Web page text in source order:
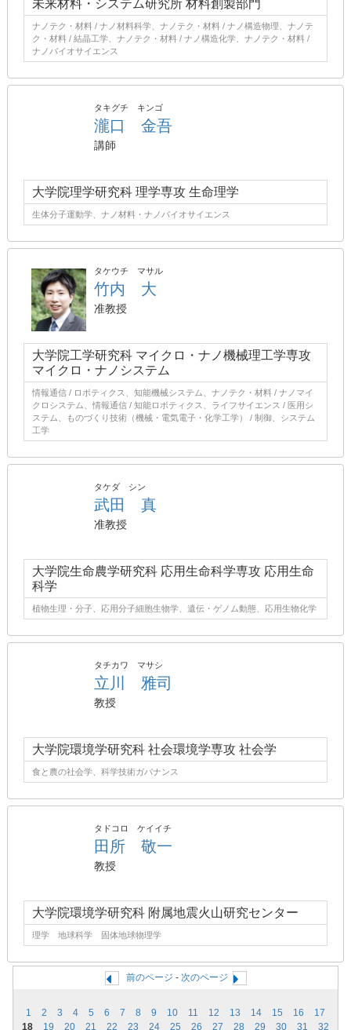
未来材料・システム研究所 材料創製部門
ナノテク・材料 / ナノ材料科学、ナノテク・材料 / ナノ構造物理、ナノテ
ク・材料 / 結晶工学、ナノテク・材料 / ナノ構造化学、ナノテク・材料 /
ナノバイオサイエンス
タキグチ キンゴ
瀧口 金吾
講師
大学院理学研究科 理学専攻 生命理学
生体分子運動学、ナノ材料・ナノバイオサイエンス
タケウチ マサル
竹内 大
准教授
大学院工学研究科 マイクロ・ナノ機械理工学専攻
マイクロ・ナノシステム
情報通信 / ロボティクス、知能機械システム、ナノテク・材料 / ナノマイ
クロシステム、情報通信 / 知能ロボティクス、ライフサイエンス / 医用シ
ステム、ものづくり技術（機械・電気電子・化学工学） / 制御、システム
工学
タケダ シン
武田 真
准教授
大学院生命農学研究科 応用生命科学専攻 応用生命
科学
植物生理・分子、応用分子細胞生物学、遺伝・ゲノム動態、応用生物化学
タチカワ マサシ
立川 雅司
教授
大学院環境学研究科 社会環境学専攻 社会学
食と農の社会学、科学技術ガバナンス
タドコロ ケイイチ
田所 敬一
教授
大学院環境学研究科 附属地震火山研究センター
理学 地球科学 固体地球物理学
前のページ - 次のページ
1 2 3 4 5 6 7 8 9 10 11 12 13 14 15 16
17
18
19 20 21 22 23 24 25 26 27 28 29 30 31 32